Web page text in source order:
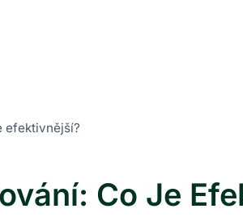
efektivnější?
Co Je